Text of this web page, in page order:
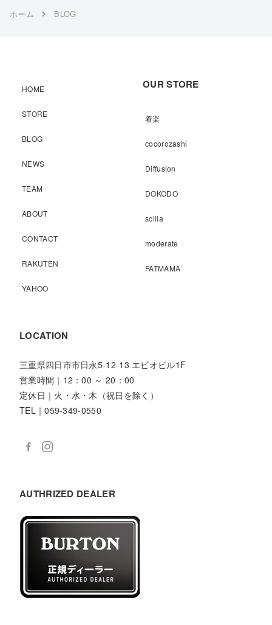
ホーム BLOG
HOME
STORE
BLOG
NEWS
TEAM
ABOUT
CONTACT
RAKUTEN
YAHOO
OUR STORE
着楽
cocorozashi
Diffusion
DOKODO
scilla
moderate
FATMAMA
LOCATION
三重県四日市市日永5-12-13 エビオビル1F
営業時間｜12：00 ～ 20：00
定休日｜火・水・木（祝日を除く）
TEL｜059-349-0550
AUTHRIZED DEALER